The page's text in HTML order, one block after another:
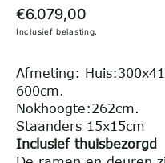
Regular
price
€6.079,00
Inclusief belasting.
Afmeting:
600cm.
Nokhoogte:262cm.
Staanders 15x15cm
Inclusief thuisbezorgd